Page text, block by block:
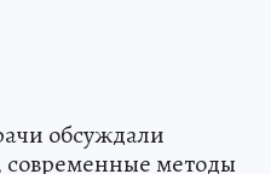
обсуждали
методы